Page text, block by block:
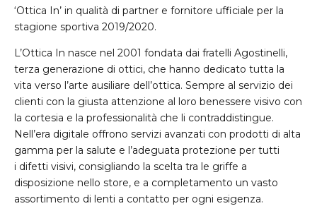
‘Ottica In’ in qualità di partner e fornitore ufficiale per la
stagione sportiva 2019/2020.
L’Ottica In nasce nel 2001 fondata dai fratelli Agostinelli,
terza generazione di ottici, che hanno dedicato tutta la
vita verso l’arte ausiliare dell’ottica. Sempre al servizio dei
clienti con la giusta attenzione al loro benessere visivo con
la cortesia e la professionalità che li contraddistingue.
Nell’era digitale offrono servizi avanzati con prodotti di alta
gamma per la salute e l’adeguata protezione per tutti
i difetti visivi, consigliando la scelta tra le griffe a
disposizione nello store, e a completamento un vasto
assortimento di lenti a contatto per ogni esigenza.